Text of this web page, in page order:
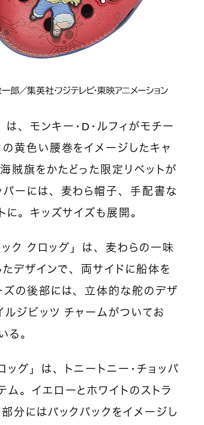
、モンキー・D・ルフィがモチー
黄色い腰巻をイメージしたキャ
賊旗をかたどった限定リベットが
パーには、麦わら帽子、手配書な
。キッズサイズも展開。
ック クロッグ」は、麦わらの一味
デザインで、両サイドに船体を
ズの後部には、立体的な舵のデザ
ジビッツ チャームがついてお
る。
グ」は、トニートニー・チョッパ
。イエローとホワイトのストラ
分にはバックパックをイメージし